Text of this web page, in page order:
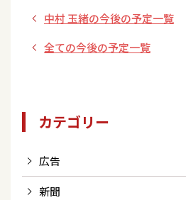
中村 玉緒の今後の予定一覧
全ての今後の予定一覧
カテゴリー
広告
新聞